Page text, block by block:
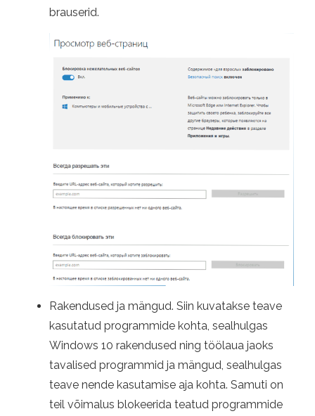
brauserid.
Rakendused ja mängud. Siin kuvatakse teave
kasutatud programmide kohta, sealhulgas
Windows 10 rakendused ning töölaua jaoks
tavalised programmid ja mängud, sealhulgas
teave nende kasutamise aja kohta. Samuti on
teil võimalus blokeerida teatud programmide